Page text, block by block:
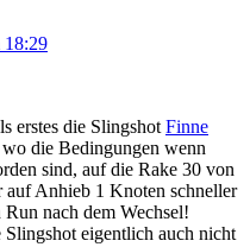
18:29
erstes die Slingshot Finne
die Bedingungen wenn
sind, auf die Rake 30 von
Anhieb 1 Knoten schneller
nach dem Wechsel!
eigentlich auch nicht